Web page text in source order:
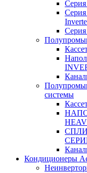
Серия
системы
Кондиционеры